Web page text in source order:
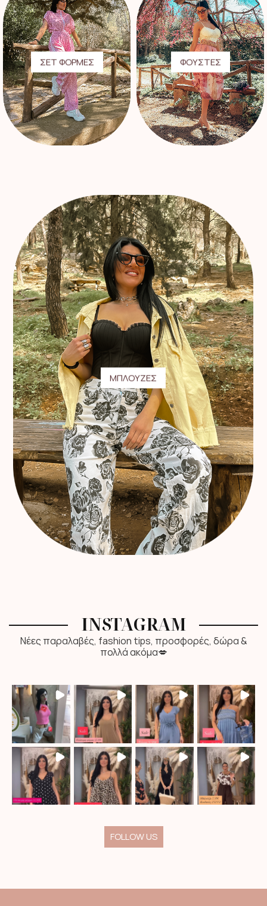
ΣΕΤ ΦΟΡΜΕΣ ΦΟΥΣΤΕΣ
ΜΠΛΟΥΖΕΣ
INSTAGRAM
Νέες παραλαβές, fashion tips, προσφορές, δώρα &
πολλά ακόμα💋
FOLLOW US